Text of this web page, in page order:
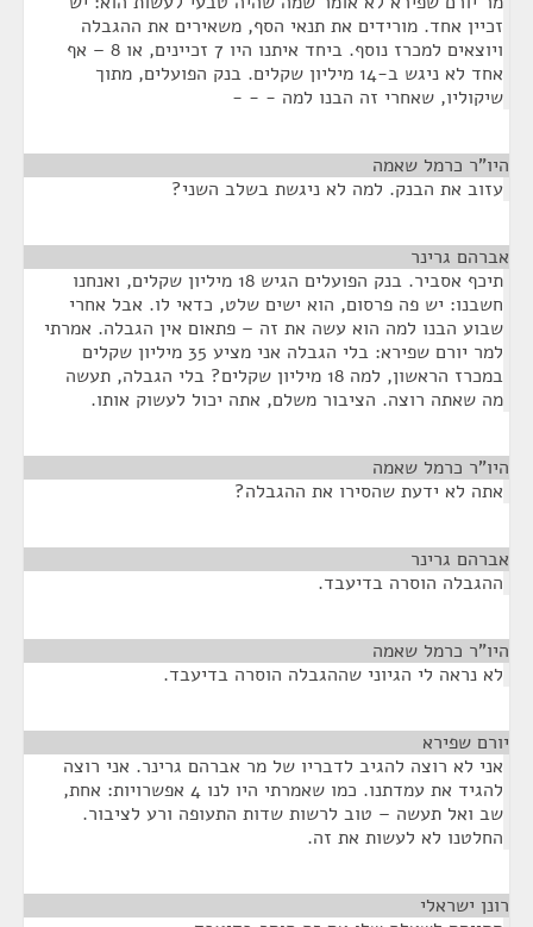
זכיין אחד. מורידים את תנאי הסף, משאירים את ההגבלה
ויוצאים למכרז נוסף. ביחד איתנו היו 7 זכיינים, או 8 – אף
אחד לא ניגש ב-14 מיליון שקלים. בנק הפועלים, מתוך
שיקוליו, שאחרי זה הבנו למה - - -
היו"ר כרמל שאמה
עזוב את הבנק. למה לא ניגשת בשלב השני?
אברהם גרינר
תיכף אסביר. בנק הפועלים הגיש 18 מיליון שקלים, ואנחנו
חשבנו: יש פה פרסום, הוא ישים שלט, כדאי לו. אבל אחרי
שבוע הבנו למה הוא עשה את זה – פתאום אין הגבלה. אמרתי
למר יורם שפירא: בלי הגבלה אני מציע 35 מיליון שקלים
במכרז הראשון, למה 18 מיליון שקלים? בלי הגבלה, תעשה
מה שאתה רוצה. הציבור משלם, אתה יכול לעשוק אותו.
היו"ר כרמל שאמה
אתה לא ידעת שהסירו את ההגבלה?
אברהם גרינר
ההגבלה הוסרה בדיעבד.
היו"ר כרמל שאמה
לא נראה לי הגיוני שההגבלה הוסרה בדיעבד.
יורם שפירא
אני לא רוצה להגיב לדבריו של מר אברהם גרינר. אני רוצה
להגיד את עמדתנו. כמו שאמרתי היו לנו 4 אפשרויות: אחת,
שב ואל תעשה – טוב לרשות שדות התעופה ורע לציבור.
החלטנו לא לעשות את זה.
רונן ישראלי